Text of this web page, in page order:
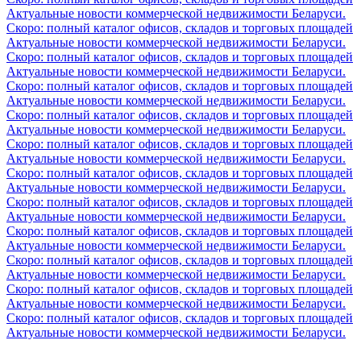
Актуальные новости коммерческой недвижимости Беларуси.
Скоро: полный каталог офисов, складов и торговых площадей
Актуальные новости коммерческой недвижимости Беларуси.
Скоро: полный каталог офисов, складов и торговых площадей
Актуальные новости коммерческой недвижимости Беларуси.
Скоро: полный каталог офисов, складов и торговых площадей
Актуальные новости коммерческой недвижимости Беларуси.
Скоро: полный каталог офисов, складов и торговых площадей
Актуальные новости коммерческой недвижимости Беларуси.
Скоро: полный каталог офисов, складов и торговых площадей
Актуальные новости коммерческой недвижимости Беларуси.
Скоро: полный каталог офисов, складов и торговых площадей
Актуальные новости коммерческой недвижимости Беларуси.
Скоро: полный каталог офисов, складов и торговых площадей
Актуальные новости коммерческой недвижимости Беларуси.
Скоро: полный каталог офисов, складов и торговых площадей
Актуальные новости коммерческой недвижимости Беларуси.
Скоро: полный каталог офисов, складов и торговых площадей
Актуальные новости коммерческой недвижимости Беларуси.
Скоро: полный каталог офисов, складов и торговых площадей
Актуальные новости коммерческой недвижимости Беларуси.
Скоро: полный каталог офисов, складов и торговых площадей
Актуальные новости коммерческой недвижимости Беларуси.